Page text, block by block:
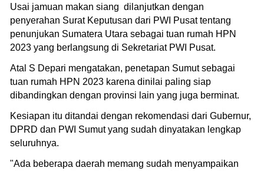
Usai jamuan makan siang dilanjutkan dengan
penyerahan Surat Keputusan dari PWI Pusat tentang
penunjukan Sumatera Utara sebagai tuan rumah HPN
2023 yang berlangsung di Sekretariat PWI Pusat.
Atal S Depari mengatakan, penetapan Sumut sebagai
tuan rumah HPN 2023 karena dinilai paling siap
dibandingkan dengan provinsi lain yang juga berminat.
Kesiapan itu ditandai dengan rekomendasi dari Gubernur,
DPRD dan PWI Sumut yang sudah dinyatakan lengkap
seluruhnya.
"Ada beberapa daerah memang sudah menyampaikan